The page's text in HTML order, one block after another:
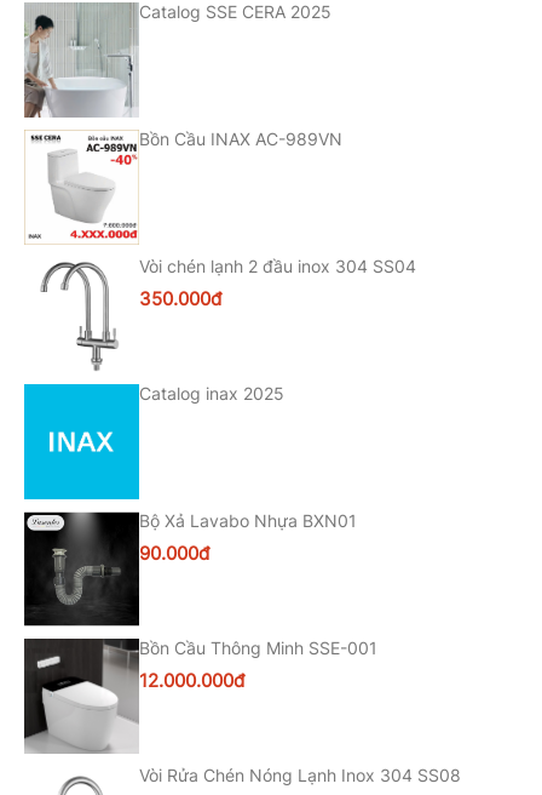
Catalog SSE CERA 2025
Bồn Cầu INAX AC-989VN
Vòi chén lạnh 2 đầu inox 304 SS04
350.000đ
Catalog inax 2025
Bộ Xả Lavabo Nhựa BXN01
90.000đ
Bồn Cầu Thông Minh SSE-001
12.000.000đ
Vòi Rửa Chén Nóng Lạnh Inox 304 SS08